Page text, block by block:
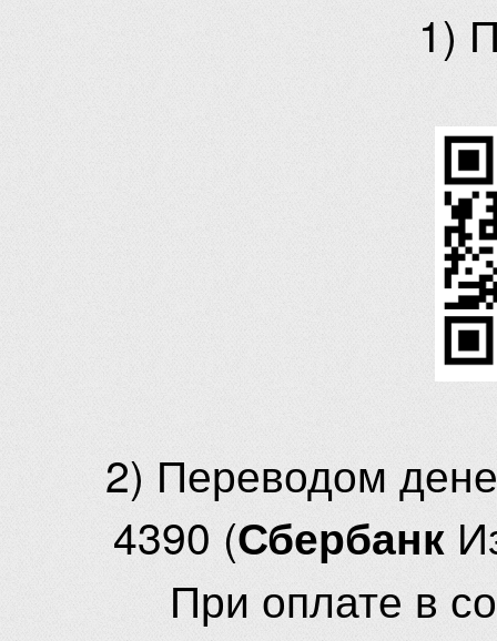
1)
2) Переводом
4390 (Сбербанк
При оплате в